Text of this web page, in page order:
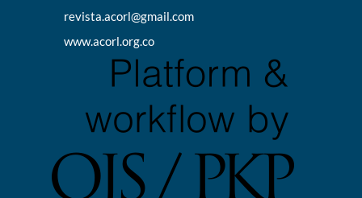
revista.acorl@gmail.com
www.acorl.org.co